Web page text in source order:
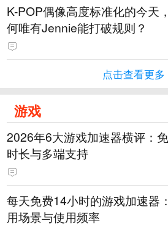
K-POP偶像高度标准化的今天
何唯有Jennie能打破规则？
点击查看更多
游戏
2026年6大游戏加速器横评：
时长与多端支持
每天免费14小时的游戏加速器
用场景与使用频率